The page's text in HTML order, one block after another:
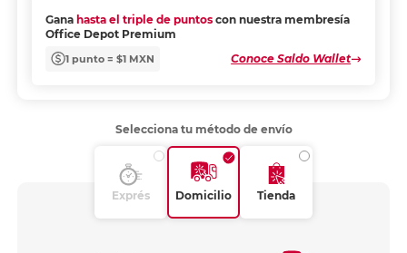
Gana hasta el triple de puntos con nuestra membresía
Office Depot Premium
1 punto = $1 MXN Conoce Saldo Wallet
Selecciona tu método de envío
Exprés Domicilio Tienda